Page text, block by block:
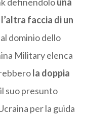
definendolouna
faccia di un
dominio dello
Military elenca
la doppia
suo presunto
per la guida